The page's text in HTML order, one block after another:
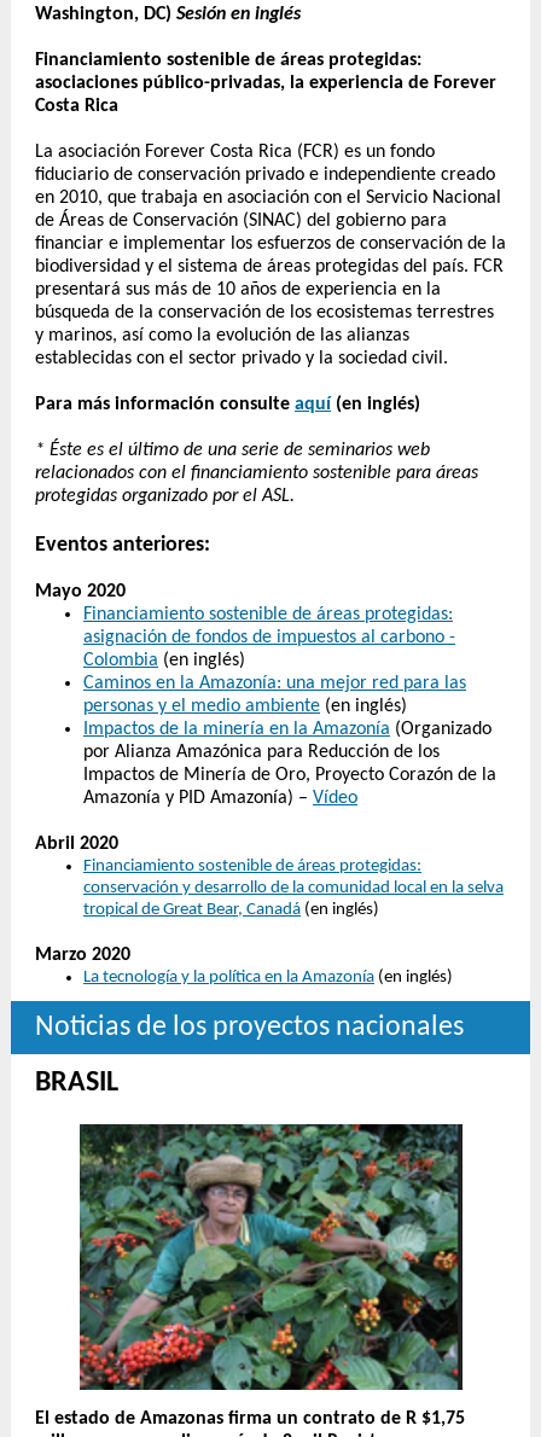
Washington, DC) Sesión en inglés
Financiamiento sostenible de áreas protegidas:
asociaciones público-privadas, la experiencia de Forever
Costa Rica
La asociación Forever Costa Rica (FCR) es un fondo
fiduciario de conservación privado e independiente creado
en 2010, que trabaja en asociación con el Servicio Nacional
de Áreas de Conservación (SINAC) del gobierno para
financiar e implementar los esfuerzos de conservación de la
biodiversidad y el sistema de áreas protegidas del país. FCR
presentará sus más de 10 años de experiencia en la
búsqueda de la conservación de los ecosistemas terrestres
y marinos, así como la evolución de las alianzas
establecidas con el sector privado y la sociedad civil.
Para más información consulte aquí (en inglés)
* Éste es el último de una serie de seminarios web
relacionados con el financiamiento sostenible para áreas
protegidas organizado por el ASL.
Eventos anteriores:
Mayo 2020
Financiamiento sostenible de áreas protegidas:
asignación de fondos de impuestos al carbono -
Colombia (en inglés)
Caminos en la Amazonía: una mejor red para las
personas y el medio ambiente (en inglés)
Impactos de la minería en la Amazonía (Organizado
por Alianza Amazónica para Reducción de los
Impactos de Minería de Oro, Proyecto Corazón de la
Amazonía y PID Amazonía) – Vídeo
Abril 2020
Financiamiento sostenible de áreas protegidas:
conservación y desarrollo de la comunidad local en la selva
tropical de Great Bear, Canadá (en inglés)
Marzo 2020
La tecnología y la política en la Amazonía (en inglés)
Noticias de los proyectos nacionales
BRASIL
El estado de Amazonas firma un contrato de R $1,75